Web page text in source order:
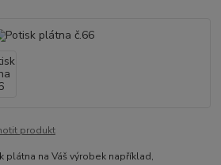
produkt
na Váš výrobek například,